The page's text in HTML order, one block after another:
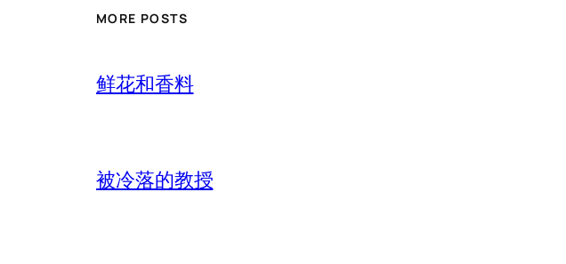
MORE POSTS
鲜花和香料
被冷落的教授